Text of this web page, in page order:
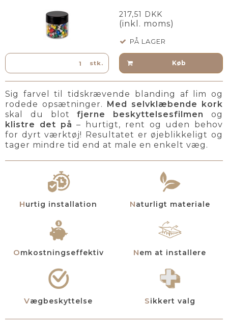
217,51 DKK
(inkl. moms)
PÅ LAGER
stk. Køb
Sig farvel til tidskrævende blanding af lim og
rodede opsætninger. Med selvklæbende kork
skal du blotfjerne beskyttelsesfilmen
og
klistre det på – hurtigt, rent og uden behov
for dyrt værktøj! Resultatet er øjeblikkeligt og
tager mindre tid end at male en enkelt væg.
Hurtig installation Naturligt materiale
Omkostningseffektiv Nem at installere
Vægbeskyttelse Sikkert valg